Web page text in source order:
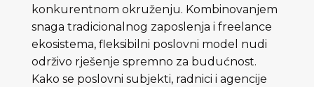
konkurentnom okruženju. Kombinovanjem
snaga tradicionalnog zaposlenja i freelance
ekosistema, fleksibilni poslovni model nudi
održivo rješenje spremno za budućnost.
Kako se poslovni subjekti, radnici i agencije